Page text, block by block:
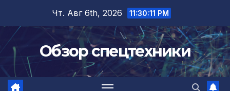
содержимому
Чт. Авг 6th, 2026 11:30:12 PM
Обзор спецтехники